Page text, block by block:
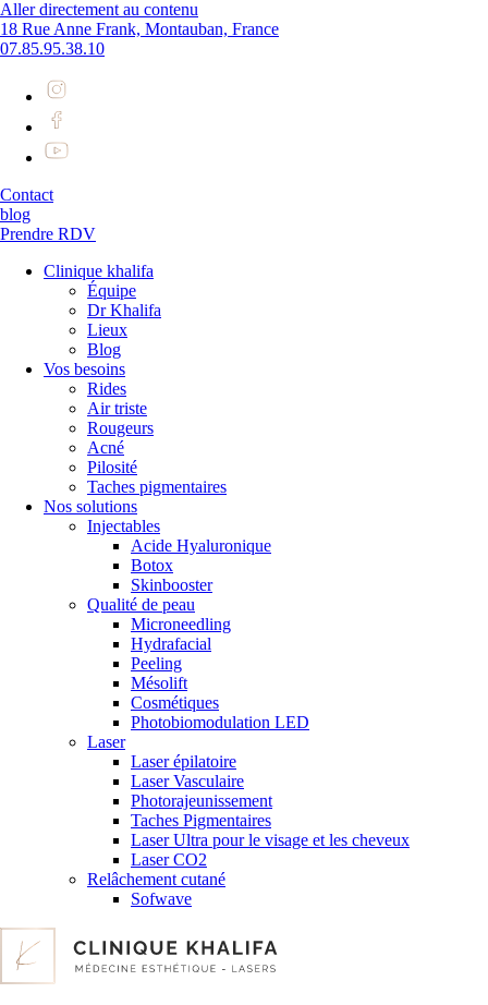
Aller directement au contenu
18 Rue Anne Frank, Montauban, France
07.85.95.38.10
Contact
blog
Prendre RDV
Clinique khalifa
Équipe
Dr Khalifa
Lieux
Blog
Vos besoins
Rides
Air triste
Rougeurs
Acné
Pilosité
Taches pigmentaires
Nos solutions
Injectables
Acide Hyaluronique
Botox
Skinbooster
Qualité de peau
Microneedling
Hydrafacial
Peeling
Mésolift
Cosmétiques
Photobiomodulation LED
Laser
Laser épilatoire
Laser Vasculaire
Photorajeunissement
Taches Pigmentaires
Laser Ultra pour le visage et les cheveux
Laser CO2
Relâchement cutané
Sofwave